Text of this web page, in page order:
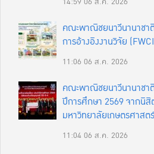
คณะพาณิชยนาวีนานาชา
การอ้างอิงงานวิจัย
11:06 06 ส.ค. 2026
คณะพาณิชยนาวีนานาชา
ปีการศึกษา 2569 จากนิสิ
มหาวิทยาลัยเกษตรศาสตร์
11:0406 ส.ค. 2026